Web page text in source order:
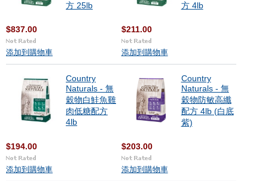
方 25lb
$837.00
添加到購物車
方 4lb
$211.00
添加到購物車
Country
Naturals - 無
穀物白鮭魚雞
肉低糖配方
4lb
$194.00
添加到購物車
Country
Naturals - 無
穀物防敏高纖
配方 4lb (白底
紫)
$203.00
添加到購物車